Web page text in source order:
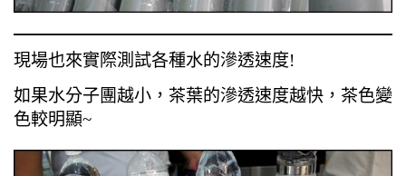
現場也來實際測試各種水的滲透速度!
如果水分子團越小，茶葉的滲透速度越快，茶色變
色較明顯~